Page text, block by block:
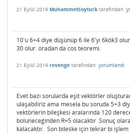
21 Eylül 2019 MuhammetSoyturk tarafından
10'u 6+4 diye düşünüp 6 ile 6'yı 6kök3
30 olur. oradan da cos teoremi.
21 Eylül 2019 revenge tarafından yorumlandı
Evet bazı sorularda eşit vektörler
ulaşabiliriz ama mesela bu soruda 5+3
vektörlerin bileşkesi aralarında 120
boluneceginden R=5 olacaktır .Sonuç
kalacaktır. Son bileske için tekrar bi